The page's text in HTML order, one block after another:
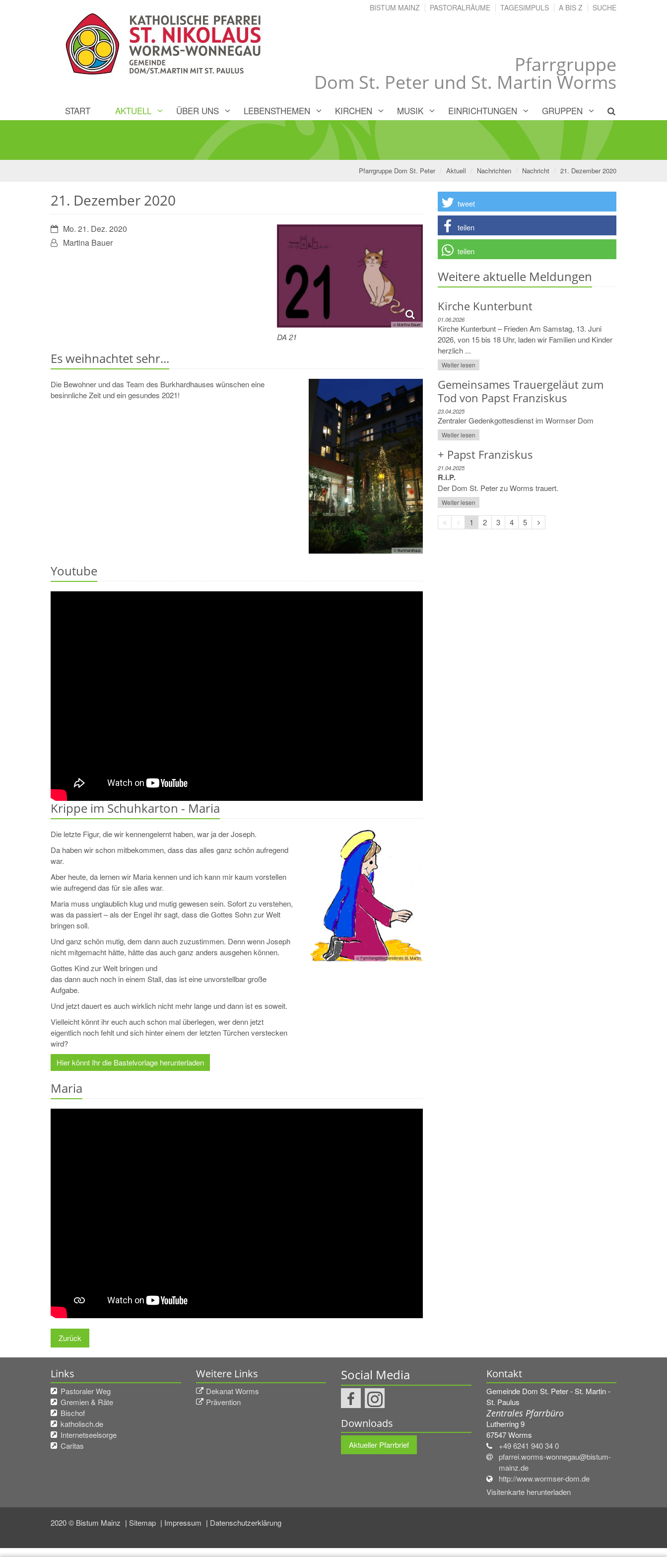
Pfarrgruppe
Dom St. Peter und St. Martin Worms
BISTUM MAINZ PASTORALRÄUME TAGESIMPULS A BIS Z SUCHE
START AKTUELL ÜBER UNS LEBENSTHEMEN KIRCHEN MUSIK EINRICHTUNGEN GRUPPEN
Pfarrgruppe Dom St. Peter Aktuell Nachrichten Nachricht 21. Dezember 2020
21. Dezember 2020
© Martina Bauer
DA 21
Datum:Mo. 21. Dez. 2020
Von:Martina Bauer
Es weihnachtet sehr...
© Burkhardhaus
Die Bewohner und das Team des Burkhardhauses wünschen eine
besinnliche Zeit und ein gesundes 2021!
Youtube
Krippe im Schuhkarton - Maria
© Familiengottesdienstkreis St. Martin
Die letzte Figur, die wir kennengelernt haben, war ja der Joseph.
Da haben wir schon mitbekommen, dass das alles ganz schön aufregend
war.
Aber heute, da lernen wir Maria kennen und ich kann mir kaum vorstellen
wie aufregend das für sie alles war.
Maria muss unglaublich klug und mutig gewesen sein. Sofort zu verstehen,
was da passiert – als der Engel ihr sagt, dass die Gottes Sohn zur Welt
bringen soll.
Und ganz schön mutig, dem dann auch zuzustimmen. Denn wenn Joseph
nicht mitgemacht hätte, hätte das auch ganz anders ausgehen können.
Gottes Kind zur Welt bringen und
das dann auch noch in einem Stall, das ist eine unvorstellbar große
Aufgabe.
Und jetzt dauert es auch wirklich nicht mehr lange und dann ist es soweit.
Vielleicht könnt ihr euch auch schon mal überlegen, wer denn jetzt
eigentlich noch fehlt und sich hinter einem der letzten Türchen verstecken
wird?
Hier könnt Ihr die Bastelvorlage herunterladen
Maria
Zurück
tweet
teilen
teilen
Weitere aktuelle Meldungen
Kirche Kunterbunt
01.06.2026
Kirche Kunterbunt – Frieden Am Samstag, 13. Juni
2026, von 15 bis 18 Uhr, laden wir Familien und Kinder
herzlich ...
Weiter lesen
Gemeinsames Trauergeläut zum
Tod von Papst Franziskus
23.04.2025
Zentraler Gedenkgottesdienst im Wormser Dom
Weiter lesen
+ Papst Franziskus
21.04.2025
R.i.P.
Der Dom St. Peter zu Worms trauert.
Weiter lesen
Erste
Seite
Vorherige
Seite
1 2 3 4 5
Nächste
Seite
Links
Pastoraler Weg
Gremien & Räte
Bischof
katholisch.de
Internetseelsorge
Caritas
Weitere Links
Dekanat Worms
Prävention
Social Media
Downloads
Aktueller Pfarrbrief
Kontakt
Gemeinde Dom St. Peter - St. Martin -
St. Paulus
Zentrales Pfarrbüro
Lutherring 9
67547 Worms
+49 6241 940 34 0
pfarrei.worms-wonnegau@bistum-
mainz.de
http://www.wormser-dom.de
Visitenkarte herunterladen
2020 © Bistum Mainz Sitemap Impressum Datenschutzerklärung